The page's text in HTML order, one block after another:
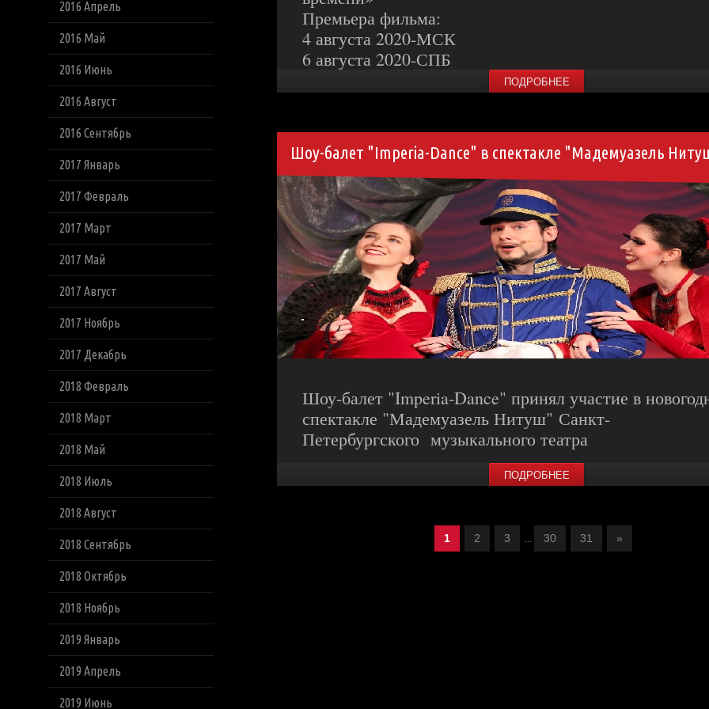
Премьера фильма:
4 августа 2020-МСК
6 августа 2020-СПБ
ПОДРОБНЕЕ
Шоу-балет "Imperia-Dance" в спектакле "Мадемуазель
Шоу-балет "Imperia-Dance" принял участие в
спектакле "Мадемуазель Нитуш" Санкт-
Петербургского музыкального театра
ПОДРОБНЕЕ
1 2 3 ... 30 31 »
2016 Апрель
2016 Май
2016 Июнь
2016 Август
2016 Сентябрь
2017 Январь
2017 Февраль
2017 Март
2017 Май
2017 Август
2017 Ноябрь
2017 Декабрь
2018 Февраль
2018 Март
2018 Май
2018 Июль
2018 Август
2018 Сентябрь
2018 Октябрь
2018 Ноябрь
2019 Январь
2019 Апрель
2019 Июнь